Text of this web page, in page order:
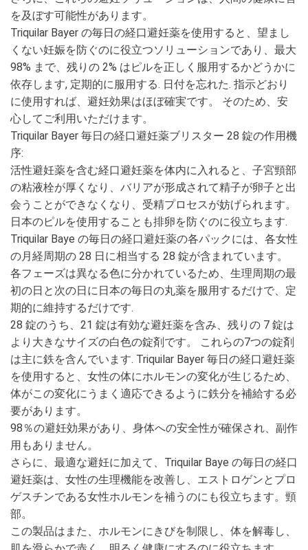
を及ぼす可能性があります。
Triquilar Bayer の毎日の経口避妊薬を使用すると、望まし
くない妊娠を防ぐのに役立つソリューションであり、最大
98% まで、残りの 2% はピルを正しく服用するかどうかに
依存します, 定期的に服用する. 日付を忘れた. 指示どおり
に使用すれば、避妊効果はほぼ確実です。 そのため、安
心してご利用いただけます。
Triquilar Bayer 毎日の経口避妊薬ブリスター 28 錠の作用機
序:
活性避妊薬を含む経口避妊薬を体内に入れると、子宮頸部
の粘液栓が厚くなり、バリアが形成されて精子が卵子と出
会うことができなくなり、受精プロセスが妨げられます。
日本のピルを使用することも排卵を防ぐのに役立ちます.
Triquilar Baye の毎日の経口避妊薬の各パックには、各女性
の月経周期の 28 日に相当する 28 錠が含まれています。
各フェーズは異なる色に分かれているため、生理周期の最
初の日と次の日に日本の毎日の丸薬を服用するだけで、定
期的に維持するだけです.
28 錠のうち、21 錠は有効な避妊薬を含み、残りの 7 錠は
より大きなサイズの白色の錠剤です。 これらの7つの錠剤
は主に鉄を含んでいます. Triquilar Bayer 毎日の経口避妊薬
を使用すると、女性の体にホルモンの変化が生じるため、
体がこの変化にうまく適応できるように鉄分を補給する必
要があります。
98％の避妊効果があり、身体への安全性が確保され、副作
用もありません。
さらに、最適な避妊に加えて、Triquilar Baye の毎日の経口
避妊薬は、女性の生理機能を改善し、エストロゲンとプロ
ゲスチンである女性ホルモンを補うのにも役立ちます。頸
部。
この製品はまた、ホルモンにきびを制限し、体を解毒し、